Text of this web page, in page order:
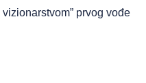
prvog vođe